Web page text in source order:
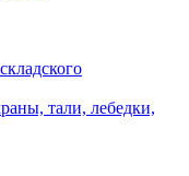
тали, лебедки,